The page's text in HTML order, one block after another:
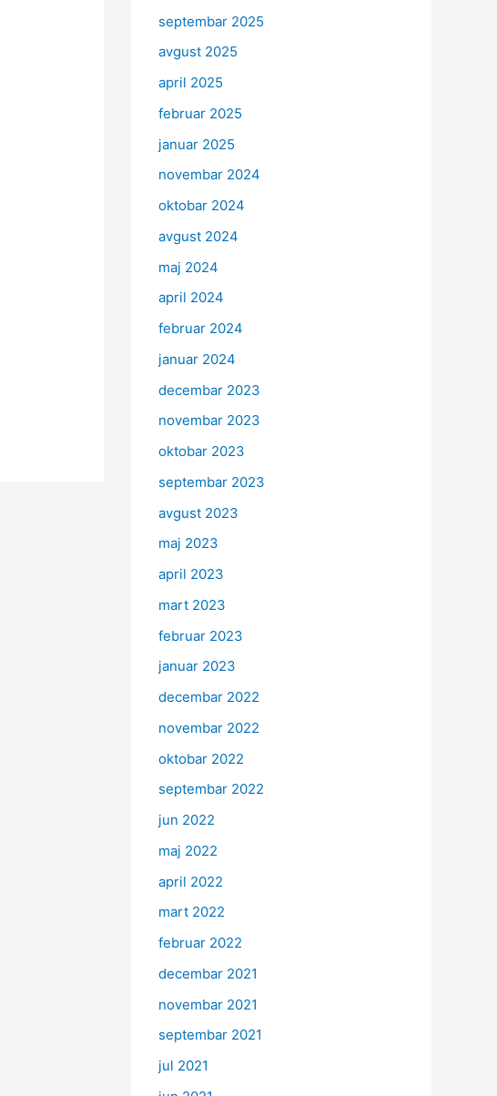
septembar 2025
avgust 2025
april 2025
februar 2025
januar 2025
novembar 2024
oktobar 2024
avgust 2024
maj 2024
april 2024
februar 2024
januar 2024
decembar 2023
novembar 2023
oktobar 2023
septembar 2023
avgust 2023
maj 2023
april 2023
mart 2023
februar 2023
januar 2023
decembar 2022
novembar 2022
oktobar 2022
septembar 2022
jun 2022
maj 2022
april 2022
mart 2022
februar 2022
decembar 2021
novembar 2021
septembar 2021
jul 2021